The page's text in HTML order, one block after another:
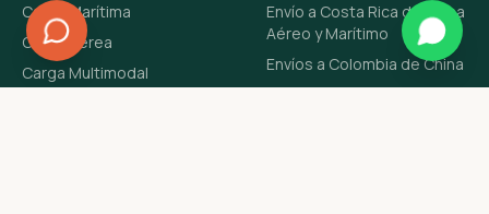
Carga Marítima
Carga Aérea
Carga Multimodal
Envío a Costa Rica de China
Aéreo y Marítimo
Envíos a Colombia de China